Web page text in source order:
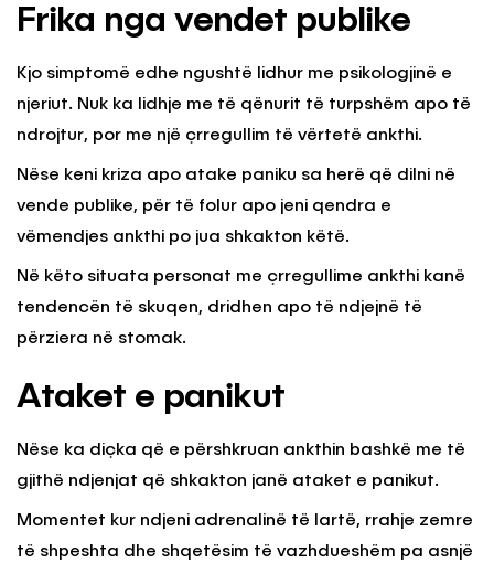
Frika nga vendet publike
Kjo simptomë edhe ngushtë lidhur me psikologjinë e
njeriut. Nuk ka lidhje me të qënurit të turpshëm apo të
ndrojtur, por me një çrregullim të vërtetë ankthi.
Nëse keni kriza apo atake paniku sa herë që dilni në
vende publike, për të folur apo jeni qendra e
vëmendjes ankthi po jua shkakton këtë.
Në këto situata personat me çrregullime ankthi kanë
tendencën të skuqen, dridhen apo të ndjejnë të
përziera në stomak.
Ataket e panikut
Nëse ka diçka që e përshkruan ankthin bashkë me të
gjithë ndjenjat që shkakton janë ataket e panikut.
Momentet kur ndjeni adrenalinë të lartë, rrahje zemre
të shpeshta dhe shqetësim të vazhdueshëm pa asnjë